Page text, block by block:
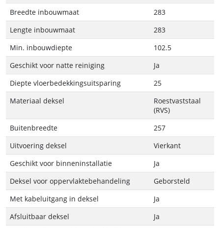
Breedte inbouwmaat
283
Lengte inbouwmaat
283
Min. inbouwdiepte
102.5
Geschikt voor natte reiniging
Ja
Diepte vloerbedekkingsuitsparing
25
Materiaal deksel
Roestvaststaal
(RVS)
Buitenbreedte
257
Uitvoering deksel
Vierkant
Geschikt voor binneninstallatie
Ja
Deksel voor oppervlaktebehandeling
Geborsteld
Met kabeluitgang in deksel
Ja
Afsluitbaar deksel
Ja